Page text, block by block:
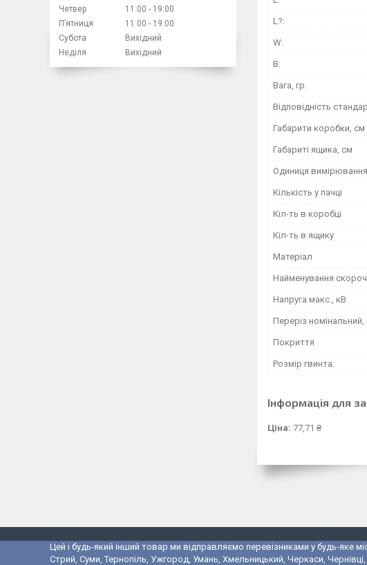
L?:
W:
В:
Вага, гр.
Відповідність
Габарити коробки, см
Габариті ящика, см
Одиниця вимірювання
Кількість у пачці
Кіл-ть в коробці
Кіл-ть в ящику
Матеріал
Найменування
Напруга макс., кВ
Переріз
Покриття
Розмір гвинта:
Інформація для
Ціна: 77,71 ₴
Четвер
11:00
19:00
Пʼятниця
11:00
19:00
Субота
Вихідний
Неділя
Вихідний
Цей і будь-який інший товар ми відправляємо перевізниками у будь-яке
Стрий, Суми, Тернопіль, Ужгород, Умань, Хмельницький, Черкаси,